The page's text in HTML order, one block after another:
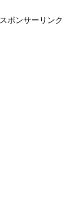
スポンサーリンク